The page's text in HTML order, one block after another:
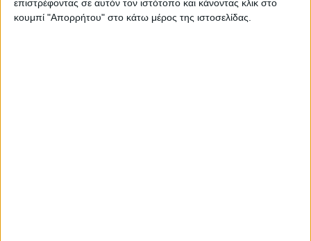
επιστρέφοντας σε αυτόν τον ιστότοπο και κάνοντας κλικ στο
κουμπί "Απορρήτου" στο κάτω μέρος της ιστοσελίδας.
Είναι ένα πρωτάθλημα της“μιας ανάσας”
το φετινό που όλα μετράνε και το θετικό